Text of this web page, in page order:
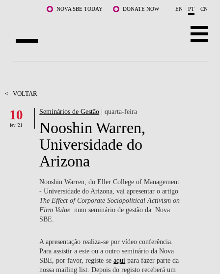
Saltar para o conteúdo principalNOVA SBE TODAY DONATE NOW EN PT CN
DOCENTES E INVESTIGAÇÃO
COMUNIDADE
LIFE AT NOVA SBE
WHAT'S HAPPENING
< VOLTAR
10
fev '21
Seminários de Gestão | quarta-feira
Nooshin Warren,
Universidade do
Arizona
Nooshin Warren, do Eller College of Management
- Universidade do Arizona, vai apresentar o artigo
The Effect of Corporate Sociopolitical Activism on
Firm Valuenum seminário de gestão da Nova
SBE.
A apresentação realiza-se por vídeo conferência.
Para assistir a este ou a outro seminário da Nova
SBE, por favor, registe-seaqui para fazer parte da
nossa mailing list. Depois do registo receberá um